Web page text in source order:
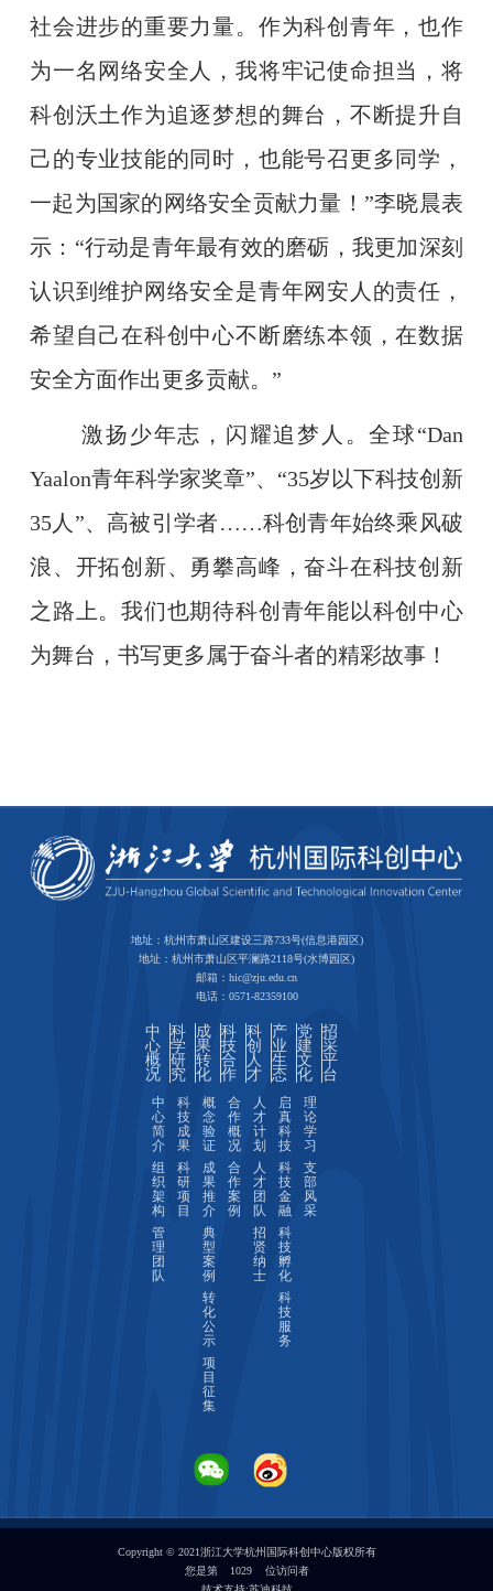
社会进步的重要力量。作为科创青年，也作
为一名网络安全人，我将牢记使命担当，将
科创沃土作为追逐梦想的舞台，不断提升自
己的专业技能的同时，也能号召更多同学，
一起为国家的网络安全贡献力量！”李晓晨表
示：“行动是青年最有效的磨砺，我更加深刻
认识到维护网络安全是青年网安人的责任，
希望自己在科创中心不断磨练本领，在数据
安全方面作出更多贡献。”
激扬少年志，闪耀追梦人。全球“Dan
Yaalon青年科学家奖章”、“35岁以下科技创新
35人”、高被引学者……科创青年始终乘风破
浪、开拓创新、勇攀高峰，奋斗在科技创新
之路上。我们也期待科创青年能以科创中心
为舞台，书写更多属于奋斗者的精彩故事！
地址：杭州市萧山区建设三路733号(信息港园区)
地址：杭州市萧山区平澜路2118号(水博园区)
邮箱：hic@zju.edu.cn
电话：0571-82359100
中
心
概
况
中
心
简
介
组
织
架
构
管
理
团
队
科
学
研
究
科
技
成
果
科
研
项
目
成
果
转
化
概
念
验
证
成
果
推
介
典
型
案
例
转
化
公
示
项
目
征
集
科
技
合
作
合
作
概
况
合
作
案
例
科
创
人
才
人
才
计
划
人
才
团
队
招
贤
纳
士
产
业
生
态
启
真
科
技
科
技
金
融
科
技
孵
化
科
技
服
务
党
建
文
化
理
论
学
习
支
部
风
采
招
采
平
台
Copyright © 2021浙江大学杭州国际科创中心版权所有
您是第
1029
位访问者